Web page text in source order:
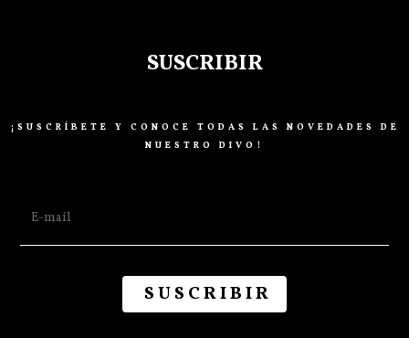
SUSCRIBIR
¡SUSCRÍBETE Y CONOCE TODAS LAS NOVEDADES DE
NUESTRO DIVO!